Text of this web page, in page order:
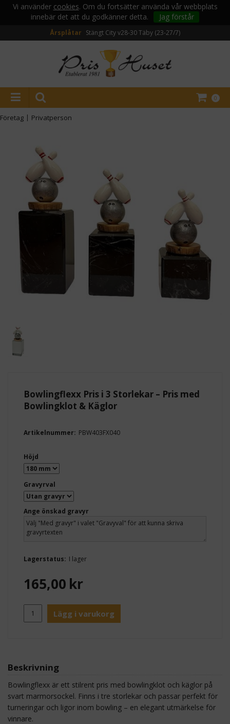
Vi använder cookies. Om du fortsätter använda vår webbplats
innebär det att du godkänner detta.
Jag förstår
Årsplåtar Stängt City v28-30Täby (23-27/7)
0
Företag | Privatperson
Bowlingflexx Pris i 3 Storlekar – Pris med
Bowlingklot & Käglor
Artikelnummer: PBW403FX040
Höjd
Gravyrval
Ange önskad gravyr
Lagerstatus: I lager
165,00 kr
Lägg i varukorg
Beskrivning
Bowlingflexx är ett stilrent pris med bowlingklot och käglor på
svart marmorsockel. Finns i tre storlekar och passar perfekt för
turneringar och ligor inom bowling – en elegant utmärkelse för
vinnare.